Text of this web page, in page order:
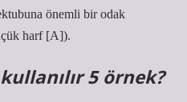
önemli bir odak
harf [A]).
5 örnek?